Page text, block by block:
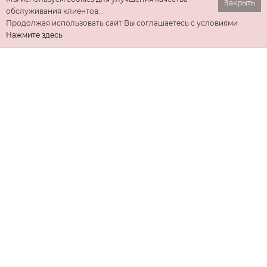
Закрыть
обслуживания клиентов. .
Продолжая использовать сайт Вы соглашаетесь с условиями
Нажмите здесь